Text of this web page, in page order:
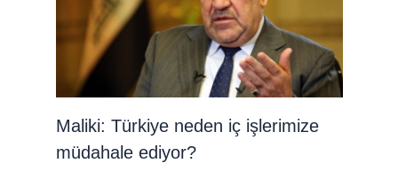
Maliki: Türkiye neden iç işlerimize
müdahale ediyor?